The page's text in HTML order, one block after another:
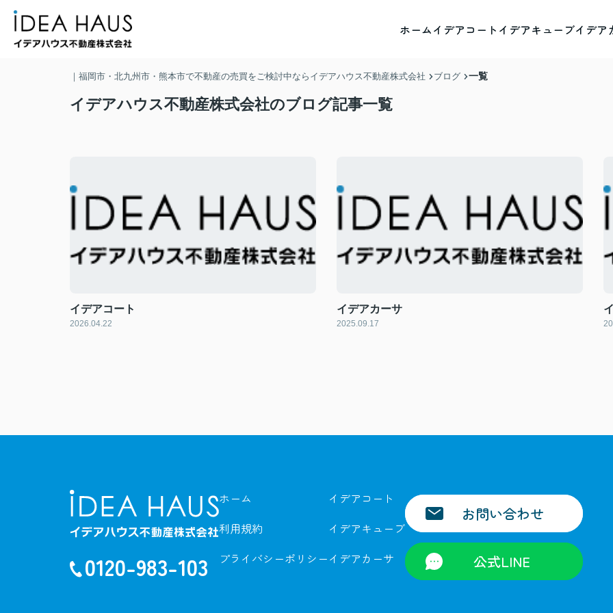
ホームイデアコート イデアキューブイデア
｜福岡市・北九州市・熊本市で不動産の売買をご検討中ならイデアハウス不動産株式会社 ブログ 一覧
イデアハウス不動産株式会社のブログ記事一覧
イデアコート
2026.04.22
イデアカーサ
2025.09.17
0120-983-103
ホーム
利用規約
プライバシーポリシー
イデアコート
イデアキューブ
イデアカーサ
お問い合わせ
公式LINE